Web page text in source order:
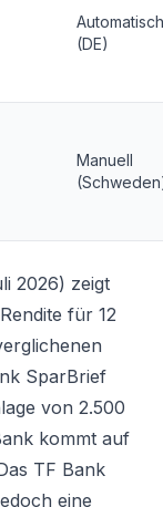
Automatisch
(DE)
Manuell
2026) zeigt
für 12
SparBrief
von 2.500
kommt auf
TF Bank
eine